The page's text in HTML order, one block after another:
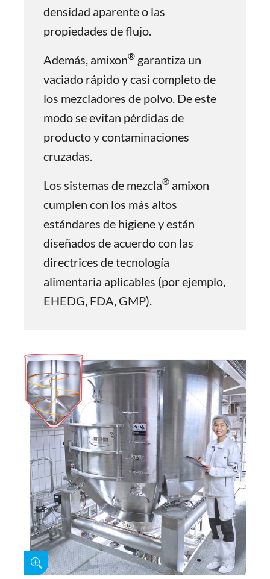
densidad aparente o las
propiedades de flujo.
Además, amixon® garantiza un
vaciado rápido y casi completo de
los mezcladores de polvo. De este
modo se evitan pérdidas de
producto y contaminaciones
cruzadas.
Los sistemas de mezcla® amixon
cumplen con los más altos
estándares de higiene y están
diseñados de acuerdo con las
directrices de tecnología
alimentaria aplicables (por ejemplo,
EHEDG, FDA, GMP).